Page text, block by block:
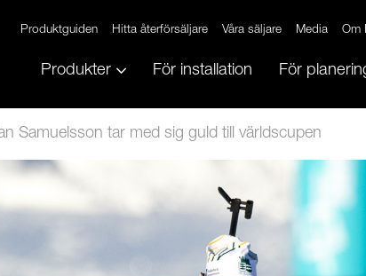
Produktguiden Hitta återförsäljare Våra säljare Media Om
Produkter För installation För
Samuelsson tar med sig guld till världscupen